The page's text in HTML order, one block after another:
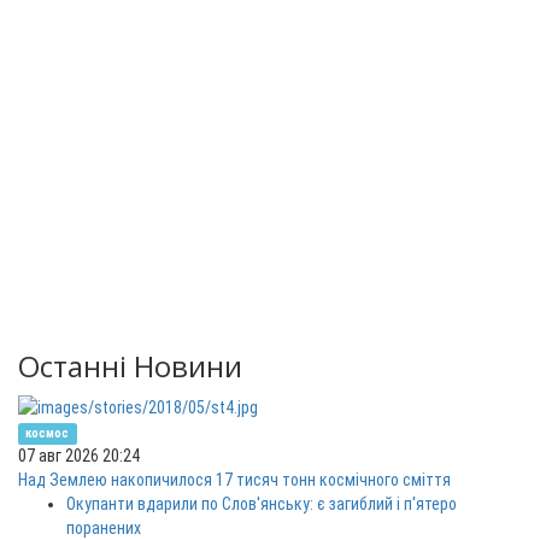
Останні Новини
космос
07 авг 2026 20:24
Над Землею накопичилося 17 тисяч тонн космічного сміття
Окупанти вдарили по Слов'янську: є загиблий і п'ятеро
поранених